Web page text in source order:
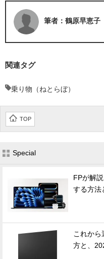
筆者：鶴原早恵子
関連タグ
乗り物（ねとらぼ）
TOP
Special
FPが解
する方法
これから
方と、